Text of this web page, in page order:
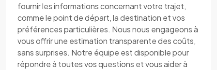
fournir les informations concernant votre trajet,
comme le point de départ, la destination et vos
préférences particulières. Nous nous engageons à
vous offrir une estimation transparente des coûts,
sans surprises. Notre équipe est disponible pour
répondre à toutes vos questions et vous aider à